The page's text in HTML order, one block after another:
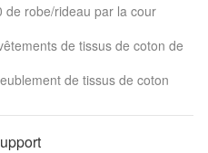
de robe/rideau par la cour
de tissus de coton de
de tissus de coton